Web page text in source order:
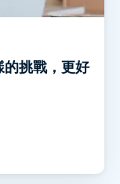
挑戰，更好